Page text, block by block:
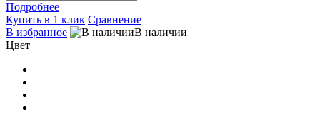
Подробнее
Купить в 1 клик Сравнение
В избранное
В наличии
Цвет